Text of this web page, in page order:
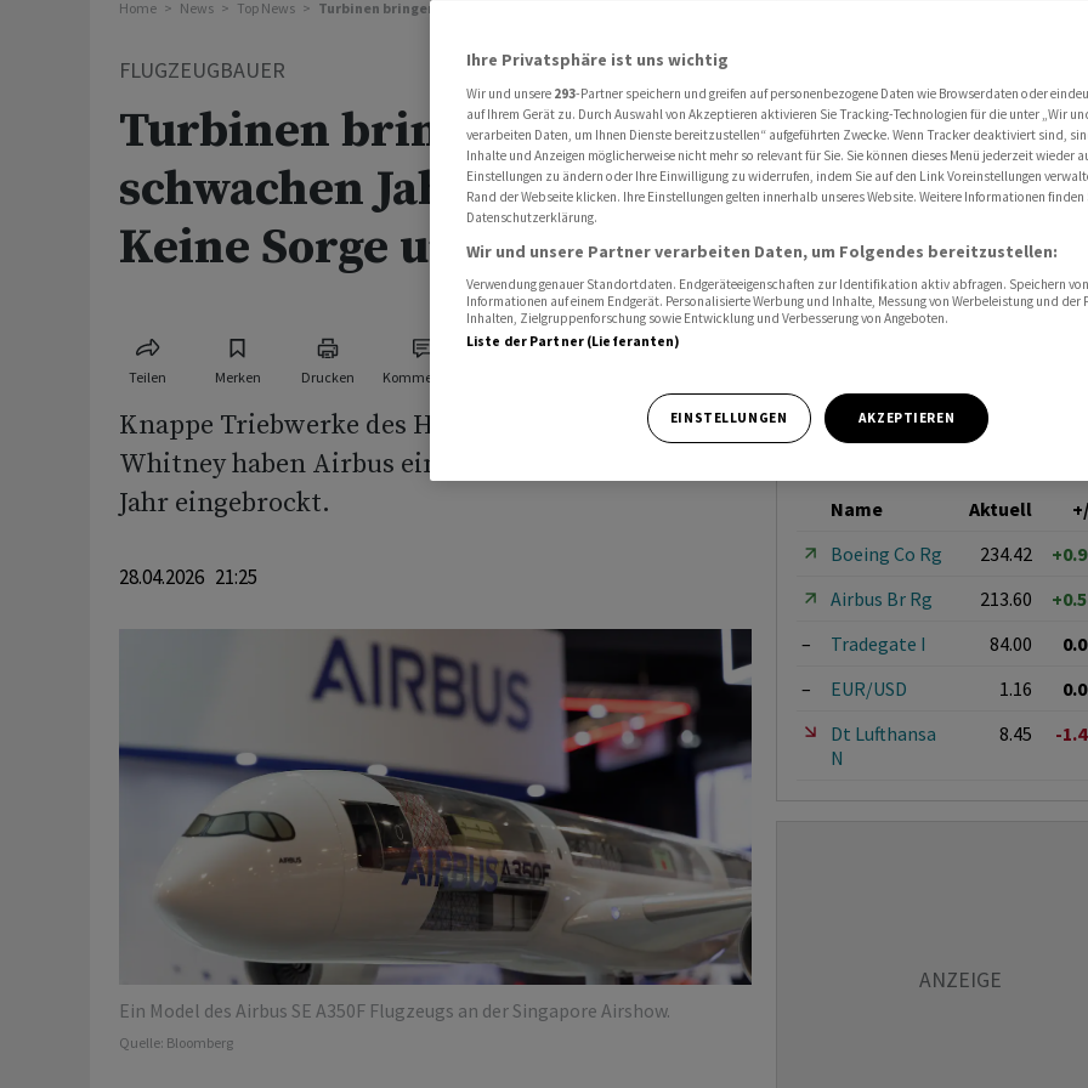
Home News Top News Turbinen bringen Airbus schwachen Jahresstart - Keine Sorge um Aufträge
FLUGZEUGBAUER
Turbinen bringen Airbus
schwachen Jahresstart -
Keine Sorge um Aufträge
Teilen Merken Drucken Kommentare
Knappe Triebwerke des Herstellers Pratt &
Whitney haben Airbus einen schwachen Start ins
Jahr eingebrockt.
28.04.2026 21:25
Ein Model des Airbus SE A350F Flugzeugs an der Singapore Airshow.
Quelle: Bloomberg
Name Aktuell
Boeing Co Rg
234.42
Airbus Br Rg
213.60
–
Tradegate I 84.00
–
EUR/USD 1.16
Dt Lufthansa
N
8.45 -
Ihre Privatsphäre ist uns wichtig
Wir und unsere 293-Partner speichern und greifen auf personenbezogene Daten wie Browserdaten oder
auf Ihrem Gerät zu. Durch Auswahl von Akzeptieren aktivieren Sie Tracking-Technologien für die unter „Wir
verarbeiten Daten, um Ihnen Dienste bereitzustellen“ aufgeführten Zwecke. Wenn Tracker deaktiviert sind,
Inhalte und Anzeigen möglicherweise nicht mehr so relevant für Sie. Sie können dieses Menü jederzeit wieder
Einstellungen zu ändern oder Ihre Einwilligung zu widerrufen, indem Sie auf den Link Voreinstellungen
Rand der Webseite klicken. Ihre Einstellungen gelten innerhalb unseres Website. Weitere Informationen finden
Datenschutzerklärung.
Wir und unsere Partner verarbeiten Daten, um Folgendes bereitzustellen:
Verwendung genauer Standortdaten. Endgeräteeigenschaften zur Identifikation aktiv abfragen. Speichern
Informationen auf einem Endgerät. Personalisierte Werbung und Inhalte, Messung von Werbeleistung und der
Inhalten, Zielgruppenforschung sowie Entwicklung und Verbesserung von Angeboten.
Liste der Partner (Lieferanten)
EINSTELLUNGEN AKZEPTIEREN